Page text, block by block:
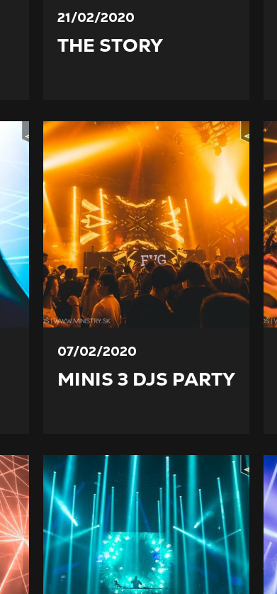
21/02/2020
THE STORY
07/02/2020
MINIS 3 DJS PARTY